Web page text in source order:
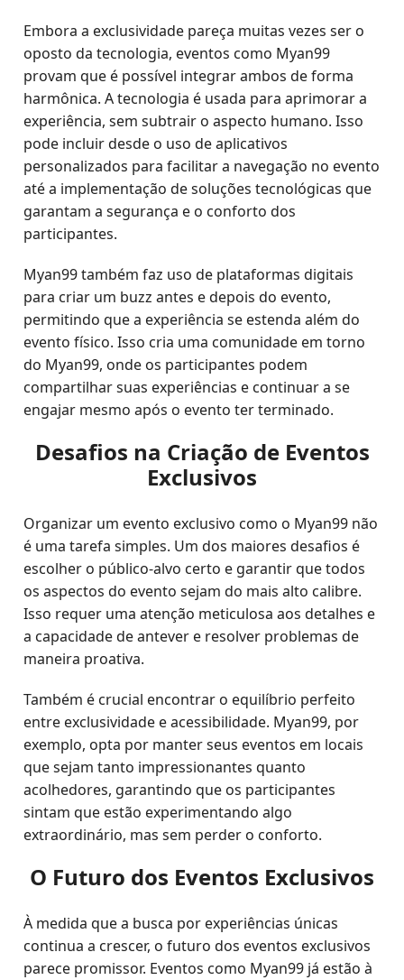
Embora a exclusividade pareça muitas vezes ser o
oposto da tecnologia, eventos como Myan99
provam que é possível integrar ambos de forma
harmônica. A tecnologia é usada para aprimorar a
experiência, sem subtrair o aspecto humano. Isso
pode incluir desde o uso de aplicativos
personalizados para facilitar a navegação no evento
até a implementação de soluções tecnológicas que
garantam a segurança e o conforto dos
participantes.
Myan99 também faz uso de plataformas digitais
para criar um buzz antes e depois do evento,
permitindo que a experiência se estenda além do
evento físico. Isso cria uma comunidade em torno
do Myan99, onde os participantes podem
compartilhar suas experiências e continuar a se
engajar mesmo após o evento ter terminado.
Desafios na Criação de Eventos
Exclusivos
Organizar um evento exclusivo como o Myan99 não
é uma tarefa simples. Um dos maiores desafios é
escolher o público-alvo certo e garantir que todos
os aspectos do evento sejam do mais alto calibre.
Isso requer uma atenção meticulosa aos detalhes e
a capacidade de antever e resolver problemas de
maneira proativa.
Também é crucial encontrar o equilíbrio perfeito
entre exclusividade e acessibilidade. Myan99, por
exemplo, opta por manter seus eventos em locais
que sejam tanto impressionantes quanto
acolhedores, garantindo que os participantes
sintam que estão experimentando algo
extraordinário, mas sem perder o conforto.
O Futuro dos Eventos Exclusivos
À medida que a busca por experiências únicas
continua a crescer, o futuro dos eventos exclusivos
parece promissor. Eventos como Myan99 já estão à